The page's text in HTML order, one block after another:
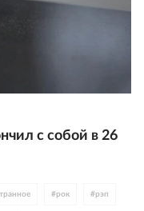
с собой в 26
#рок #рэп